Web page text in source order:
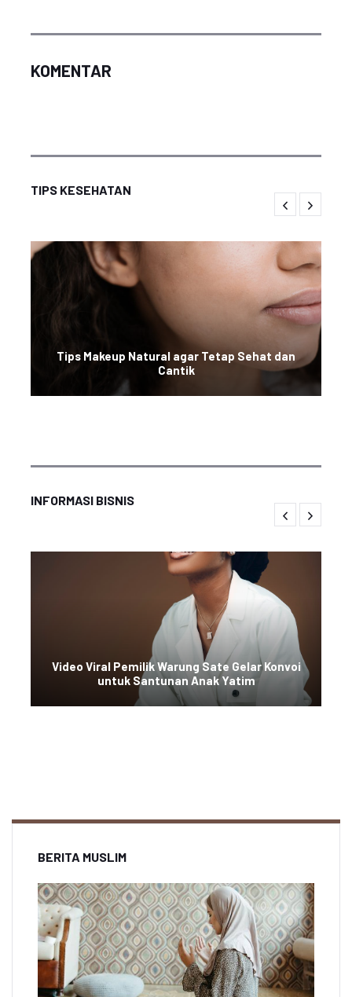
KOMENTAR
TIPS KESEHATAN
Tips Makeup Natural agar Tetap Sehat dan
Cantik
INFORMASI BISNIS
Video Viral Pemilik Warung Sate Gelar Konvoi
untuk Santunan Anak Yatim
BERITA MUSLIM